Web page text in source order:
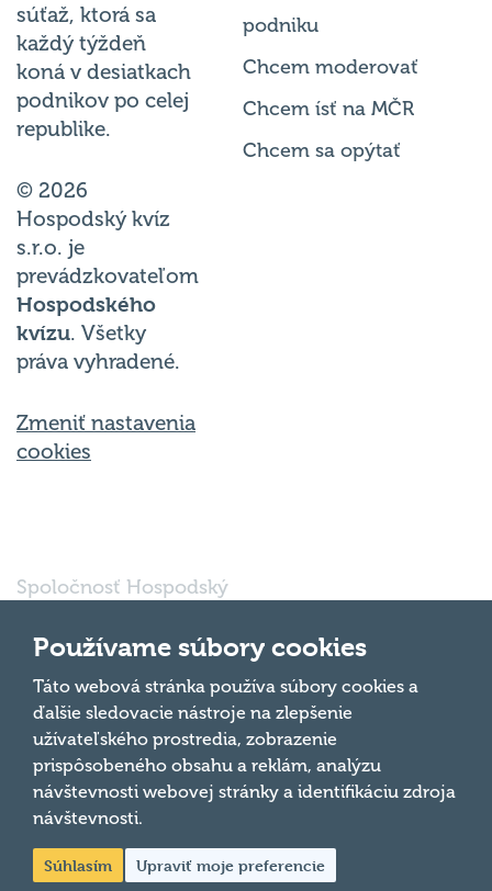
súťaž, ktorá sa
každý týždeň
koná v desiatkach
podnikov po celej
republike.
© 2026
Hospodský kvíz
s.r.o. je
prevádzkovateľom
Hospodského
kvízu. Všetky
práva vyhradené.
Zmeniť nastavenia
cookies
podniku
Chcem moderovať
Chcem ísť na MČR
Chcem sa opýtať
Spoločnosť Hospodský
sídlom Svätoplukova
16791/30, Bratislava
821 08, IČO: 56 763
697 je vedená pod
oddielom Sro, vložka
číslo 185032/B v
obchodnom registri
Mestského súdu
Bratislava III.
Používame súbory cookies
Táto webová stránka používa súbory cookies a
ďalšie sledovacie nástroje na zlepšenie
užívateľského prostredia, zobrazenie
prispôsobeného obsahu a reklám, analýzu
návštevnosti webovej stránky a identifikáciu zdroja
návštevnosti.
Súhlasím Upraviť moje preferencie